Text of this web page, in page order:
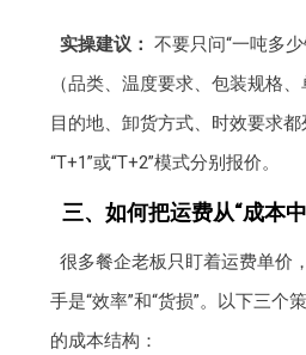
实操建议： 不要只问“一吨多
（品类、温度要求、包装规格
目的地、卸货方式、时效要求
“T+1”或“T+2”模式分别报价。
三、如何把运费从“成本
很多餐企老板只盯着运费单价
手是“效率”和“货损”。以下三个
的成本结构：